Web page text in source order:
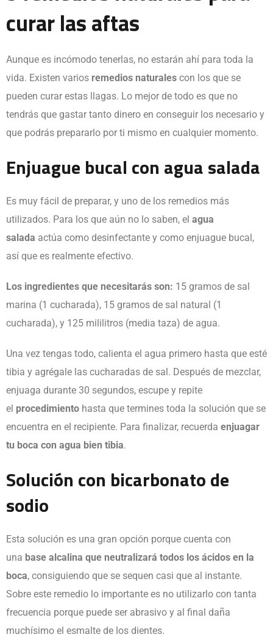
curar las aftas
Aunque es incómodo tenerlas, no estarán ahí para toda la
vida. Existen varios remedios naturales con los que se
pueden curar estas llagas. Lo mejor de todo es que no
tendrás que gastar tanto dinero en conseguir los necesario y
que podrás prepararlo por ti mismo en cualquier momento.
Enjuague bucal con agua salada
Es muy fácil de preparar, y uno de los remedios más
utilizados. Para los que aún no lo saben, el agua
salada actúa como desinfectante y como enjuague bucal,
así que es realmente efectivo.
Los ingredientes que necesitarás son: 15 gramos de sal
marina (1 cucharada), 15 gramos de sal natural (1
cucharada), y 125 mililitros (media taza) de agua.
Una vez tengas todo, calienta el agua primero hasta que esté
tibia y agrégale las cucharadas de sal. Después de mezclar,
enjuaga durante 30 segundos, escupe y repite
el procedimiento hasta que termines toda la solución que se
encuentra en el recipiente. Para finalizar, recuerda enjuagar
tu boca con agua bien tibia.
Solución con bicarbonato de
sodio
Esta solución es una gran opción porque cuenta con
una base alcalina que neutralizará todos los ácidos en la
boca, consiguiendo que se sequen casi que al instante.
Sobre este remedio lo importante es no utilizarlo con tanta
frecuencia porque puede ser abrasivo y al final daña
muchísimo el esmalte de los dientes.